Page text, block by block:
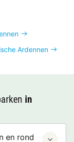
Ardennen
in
en rond